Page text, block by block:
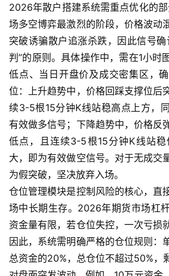
2026年散户搭建系统需重点优化的
场多空博弈最激烈的阶段，价格波动
突破诱骗散户追涨杀跌，因此信号
判”的原则。具体操作中，需在1小时
低点、当日开盘价及成交密集区，
位：上升趋势中，价格回踩支撑位后
续3-5根15分钟K线站稳高点上方，
有效做多信号；下降趋势中，价格反
低点，且连续3-5根15分钟K线站
大，即为有效做空信号。对于无成交
为假突破，坚决放弃入场。
仓位管理模块是控制风险的核心，直
场中长期生存。2026年期货市场杠
资金量有限，若仓位失控，一次亏损
因此，系统需明确严格的仓位规则：
总资金的20%，总仓位不超过50%，